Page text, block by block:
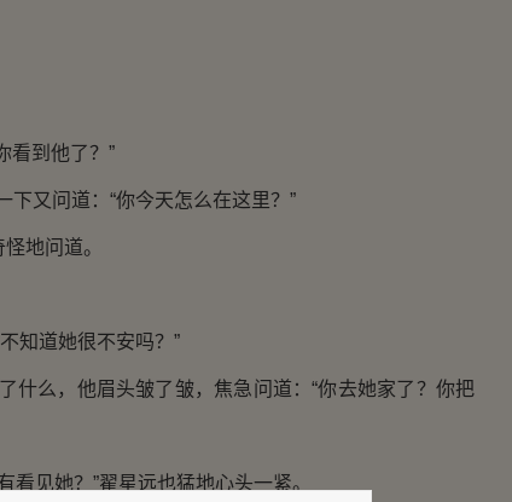
到他了？”
又问道：“你今天怎么在这里？”
地问道。
知道她很不安吗？”
么，他眉头皱了皱，焦急问道：“你去她家了？你把
见她？”翟星远也猛地心头一紧。